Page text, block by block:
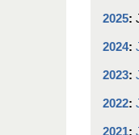
2025:
2024:
2023:
2022:
2021: